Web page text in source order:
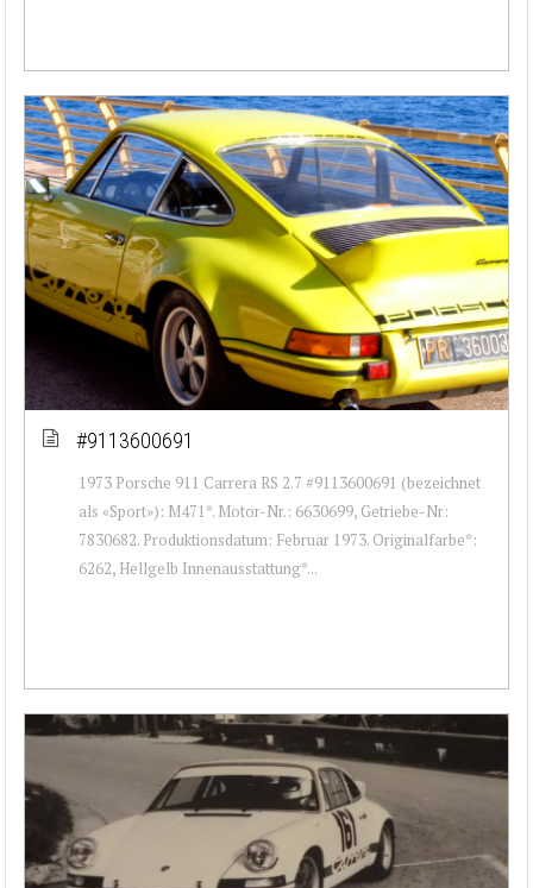
#9113600691
1973 Porsche 911 Carrera RS 2.7 #9113600691 (bezeichnet
als «Sport»): M471*. Motor-Nr.: 6630699, Getriebe-Nr:
7830682. Produktionsdatum: Februar 1973. Originalfarbe*:
6262, Hellgelb Innenausstattung*...